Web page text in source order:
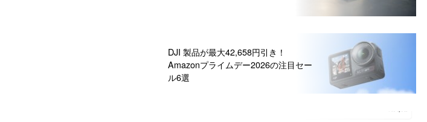
DJI 製品が最大42,658円引き！
Amazonプライムデー2026の注目セー
ル6選